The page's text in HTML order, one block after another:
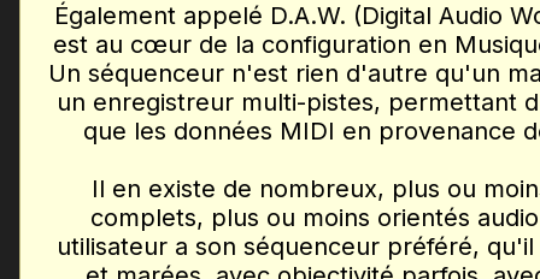
Également appelé D.A.W. (Digital Audio
est au cœur de la configuration en
Un séquenceur n'est rien d'autre qu'un
un enregistreur multi-pistes, permettant
que les données MIDI en provenance
Il en existe de nombreux, plus ou
complets, plus ou moins orientés
utilisateur a son séquenceur préféré,